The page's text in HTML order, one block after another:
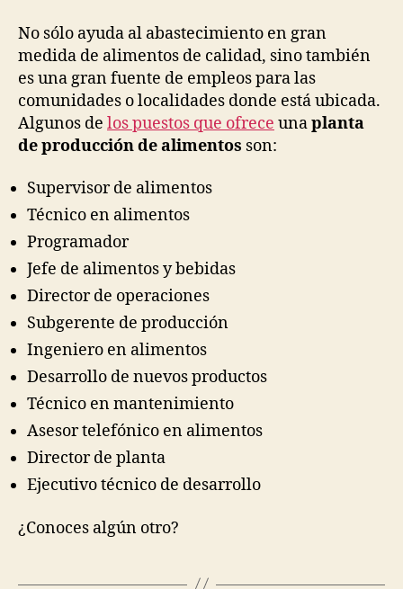
No sólo ayuda al abastecimiento en gran
medida de alimentos de calidad, sino también
es una gran fuente de empleos para las
comunidades o localidades donde está ubicada.
Algunos de los puestos que ofrece unaplanta
de producción de alimentos son:
Supervisor de alimentos
Técnico en alimentos
Programador
Jefe de alimentos y bebidas
Director de operaciones
Subgerente de producción
Ingeniero en alimentos
Desarrollo de nuevos productos
Técnico en mantenimiento
Asesor telefónico en alimentos
Director de planta
Ejecutivo técnico de desarrollo
¿Conoces algún otro?